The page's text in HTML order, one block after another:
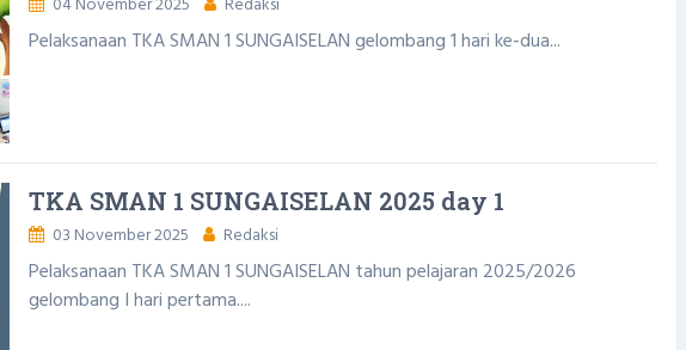
Pelaksanaan TKA SMAN 1 SUNGAISELAN gelombang 1 hari ke-dua...
TKA SMAN 1 SUNGAISELAN 2025 day 1
03 November 2025 Redaksi
Pelaksanaan TKA SMAN 1 SUNGAISELAN tahun pelajaran 2025/2026
gelombang I hari pertama....